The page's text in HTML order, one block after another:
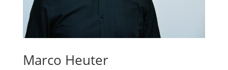
Marco Heuter